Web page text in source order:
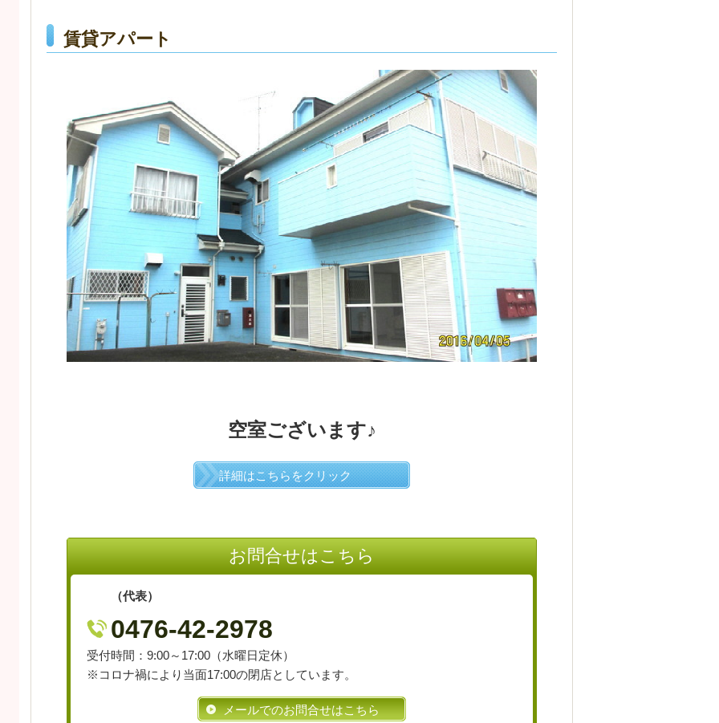
賃貸アパート
空室ございます♪
詳細はこちらをクリック
お問合せはこちら
（代表）
0476-42-2978
受付時間：9:00～17:00（水曜日定休）
※コロナ禍により当面17:00の閉店としています。
メールでのお問合せはこちら